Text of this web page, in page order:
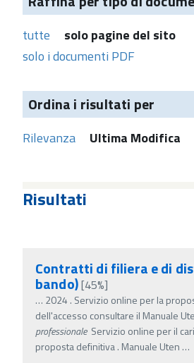
tutte
solo pagine del sito
solo i documenti PDF
Ordina i risultati per
Rilevanza Ultima Modifica
Risultati
Contratti di filiera e di
bando)[45%]
… 2024 . Servizio online per la
dell'accesso consultare il Manuale
professionaleServizio online per il
proposta definitiva . Manuale Uten …